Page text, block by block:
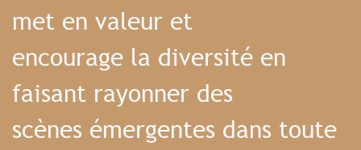
met en valeur et
encourage la diversité en
faisant rayonner des
scènes émergentes dans toute